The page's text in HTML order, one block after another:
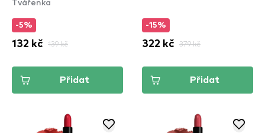
-5%
132 kč 139 kč
Přidat
-15%
322 kč 379 kč
Přidat